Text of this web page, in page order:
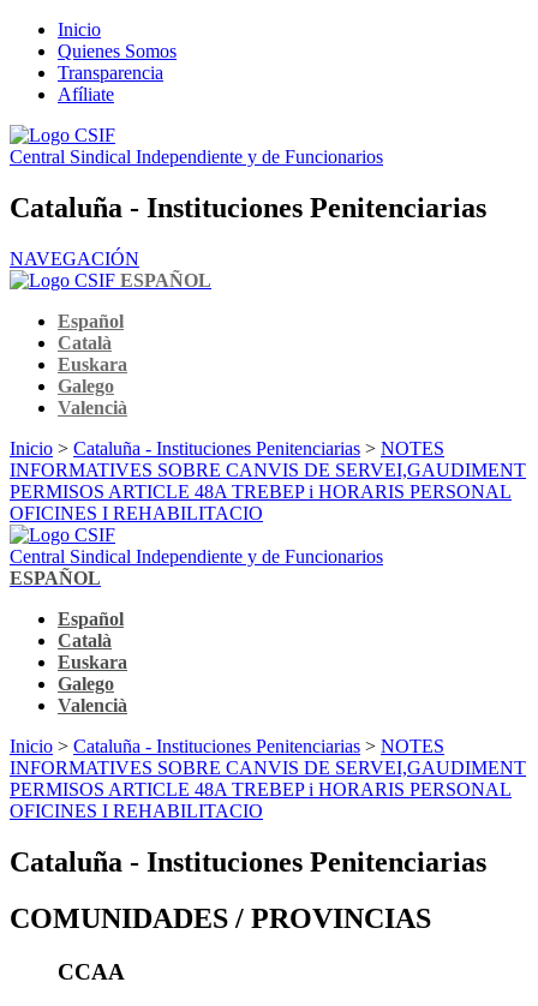
Inicio
Quienes Somos
Transparencia
Afíliate
Central Sindical Independiente y de Funcionarios
Cataluña - Instituciones Penitenciarias
NAVEGACIÓN
ESPAÑOL
Español
Català
Euskara
Galego
Valencià
Inicio > Cataluña - Instituciones Penitenciarias > NOTES
INFORMATIVES SOBRE CANVIS DE SERVEI,GAUDIMENT
PERMISOS ARTICLE 48A TREBEP i HORARIS PERSONAL
OFICINES I REHABILITACIO
Central Sindical Independiente y de Funcionarios
ESPAÑOL
Español
Català
Euskara
Galego
Valencià
Inicio > Cataluña - Instituciones Penitenciarias > NOTES
INFORMATIVES SOBRE CANVIS DE SERVEI,GAUDIMENT
PERMISOS ARTICLE 48A TREBEP i HORARIS PERSONAL
OFICINES I REHABILITACIO
Cataluña - Instituciones Penitenciarias
COMUNIDADES / PROVINCIAS
CCAA